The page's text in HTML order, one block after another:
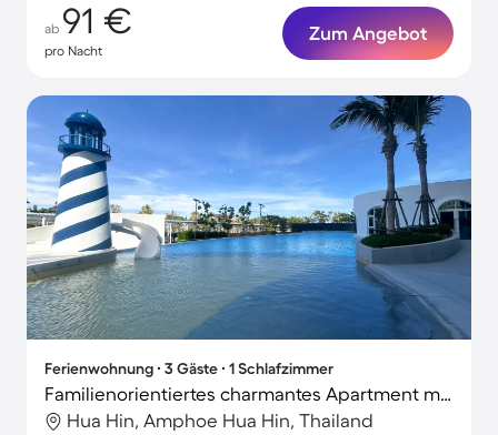
ab 91 €
pro Nacht
Zum Angebot
Ferienwohnung ∙ 3 Gäste ∙ 1 Schlafzimmer
Familienorientiertes charmantes Apartment mit Garten und Pool
Hua Hin, Amphoe Hua Hin, Thailand